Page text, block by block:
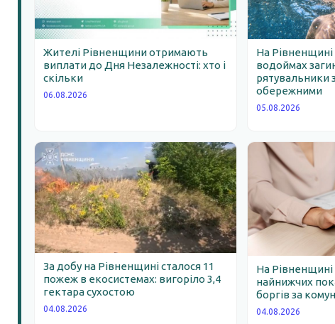
Жителі Рівненщини отримають
виплати до Дня Незалежності: хто і
скільки
06.08.2026
На Рівненщині
водоймах
рятувальники
обережними
05.08.2026
За добу на Рівненщині сталося 11
пожеж в екосистемах: вигоріло 3,4
гектара сухостою
04.08.2026
На Рівненщині
найнижчих
боргів за
04.08.2026